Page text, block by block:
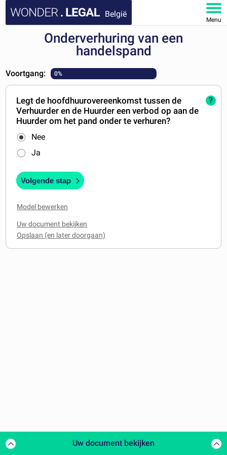
België
Menu
MIJN ACCOUNT
Onderverhuring van een
handelspand
Voortgang: 0%
Legt de hoofdhuurovereenkomst tussen de
Verhuurder en de Huurder een verbod op aan de
Huurder om het pand onder te verhuren?
Nee
Ja
?
Volgende stap
Model bewerken
Uw document bekijken
Uw document bekijken